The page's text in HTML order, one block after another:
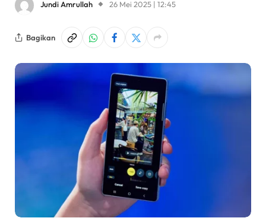
Jundi Amrullah 26 Mei 2025 | 12:45
Bagikan